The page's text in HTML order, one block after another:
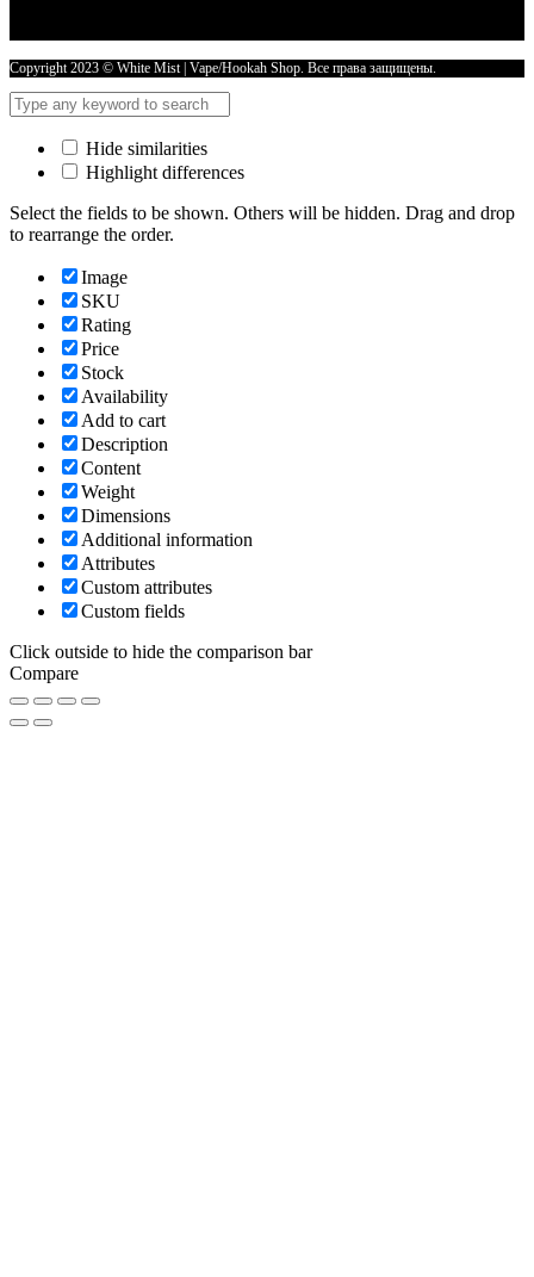
MIST
количество
Copyright 2023 © White Mist | Vape/Hookah Shop. Все права защищены.
Hide similarities
Highlight differences
Select the fields to be shown. Others will be hidden. Drag and drop
to rearrange the order.
Image
SKU
Rating
Price
Stock
Availability
Add to cart
Description
Content
Weight
Dimensions
Additional information
Attributes
Custom attributes
Custom fields
Click outside to hide the comparison bar
Compare